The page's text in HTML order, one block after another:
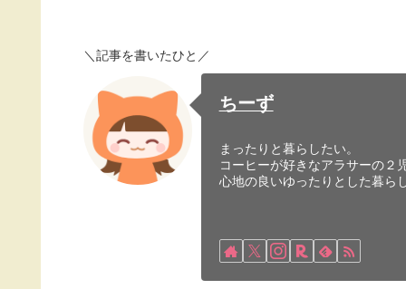
＼記事を書いたひと／
ちーず
まったりと暮らしたい。
コーヒーが好きなアラサーの２
心地の良いゆったりとした暮ら